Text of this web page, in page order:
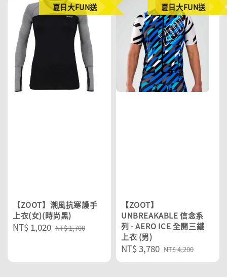
夏日大FUN送
【ZOOT】潮風抗寒護手
上衣(女)(時尚黑)
Sale
NT$ 1,020 Regular
NT$ 1,700
夏日大FUN送
【ZOOT】
UNBREAKABLE 信念系
列 - AERO ICE 全開三鐵
上衣 (男)
Sale
price
NT$ 3,780 Regular
price
NT$ 4,200